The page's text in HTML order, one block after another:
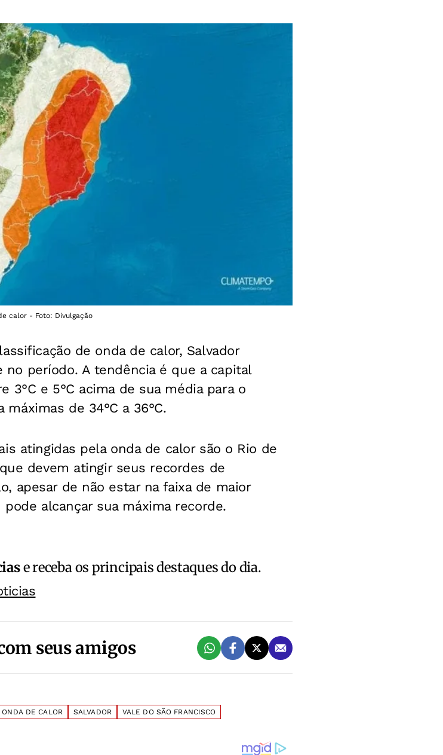
calor - Foto: Divulgação
de onda de calor, Salvador
período. A tendência é que a capital
3°C e 5°C acima de sua média para o
de 34°C a 36°C.
atingidas pela onda de calor são o Rio de
devem atingir seus recordes de
apesar de não estar na faixa de maior
alcançar sua máxima recorde.
e receba os principais destaques do dia.
seus amigos
ONDA DE CALOR SALVADOR VALE DO SÃO FRANCISCO